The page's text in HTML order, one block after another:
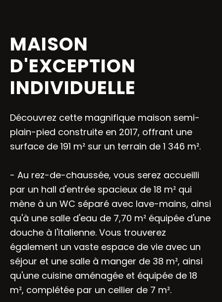
MAISON
D'EXCEPTION
INDIVIDUELLE
Découvrez cette magnifique maison semi-
plain-pied construite en 2017, offrant une
surface de 191 m² sur un terrain de 1 346 m².
- Au rez-de-chaussée, vous serez accueilli
par un hall d'entrée spacieux de 18 m² qui
mène à un WC séparé avec lave-mains, ainsi
qu'à une salle d'eau de 7,70 m² équipée d'une
douche à l'italienne. Vous trouverez
également un vaste espace de vie avec un
séjour et une salle à manger de 38 m², ainsi
qu'une cuisine aménagée et équipée de 18
m², complétée par un cellier de 7 m².